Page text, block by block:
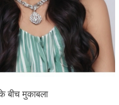
बीच मुकाबला